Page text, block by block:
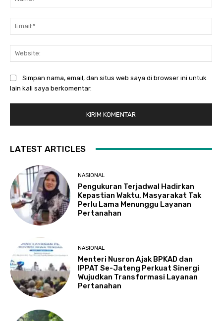
Simpan nama, email, dan situs web saya di browser ini untuk
lain kali saya berkomentar.
LATEST ARTICLES
NASIONAL
Pengukuran Terjadwal Hadirkan
Kepastian Waktu, Masyarakat Tak
Perlu Lama Menunggu Layanan
Pertanahan
NASIONAL
Menteri Nusron Ajak BPKAD dan
IPPAT Se-Jateng Perkuat Sinergi
Wujudkan Transformasi Layanan
Pertanahan